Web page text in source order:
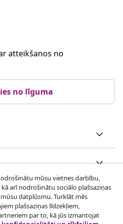
atteikšanos no
no līguma
mūsu vietnes darbību,
arī nodrošinātu sociālo plašsaziņas
datplūsmu. Turklāt mēs
plašsaziņas līdzekļiem,
par to, kā jūs izmantojat